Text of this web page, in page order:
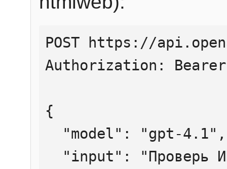
POST https://
Authorization:
{